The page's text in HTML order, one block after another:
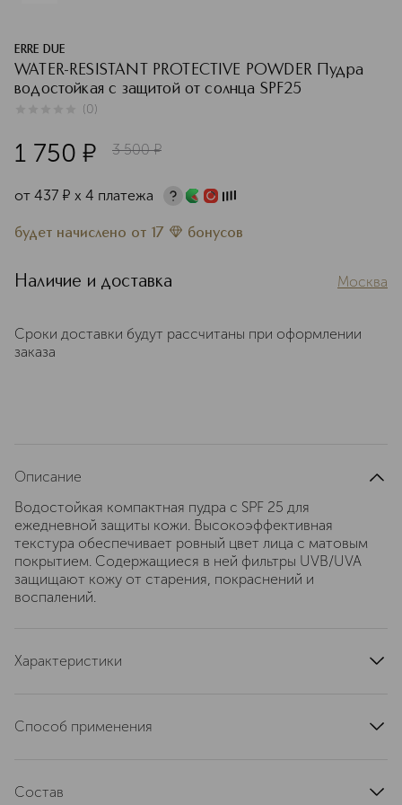
ERRE DUE
WATER-RESISTANT PROTECTIVE POWDER Пудра
водостойкая с защитой от солнца SPF25
(0)
1 750 ¤ 3 500 ¤
от 437 ¤ х 4 платежа
будет начислено от 17 бонусов
Наличие и доставка Москва
Сроки доставки будут рассчитаны при оформлении
заказа
Описание
Водостойкая компактная пудра с SPF 25 для
ежедневной защиты кожи. Высокоэффективная
текстура обеспечивает ровный цвет лица с матовым
покрытием. Содержащиеся в ней фильтры UVB/UVA
защищают кожу от старения, покраснений и
воспалений.
Характеристики
тип кожи
эффект
водостойкий
Способ применения
второй слой
Состав